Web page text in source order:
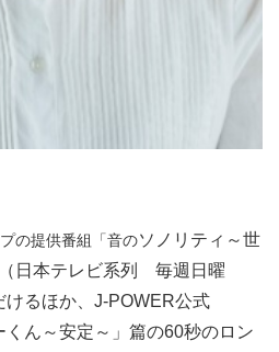
の提供番組「音のソノリティ～世
日本テレビ系列 毎週日曜
るほか、J-POWER公式
ん～安定～」篇の60秒のロン